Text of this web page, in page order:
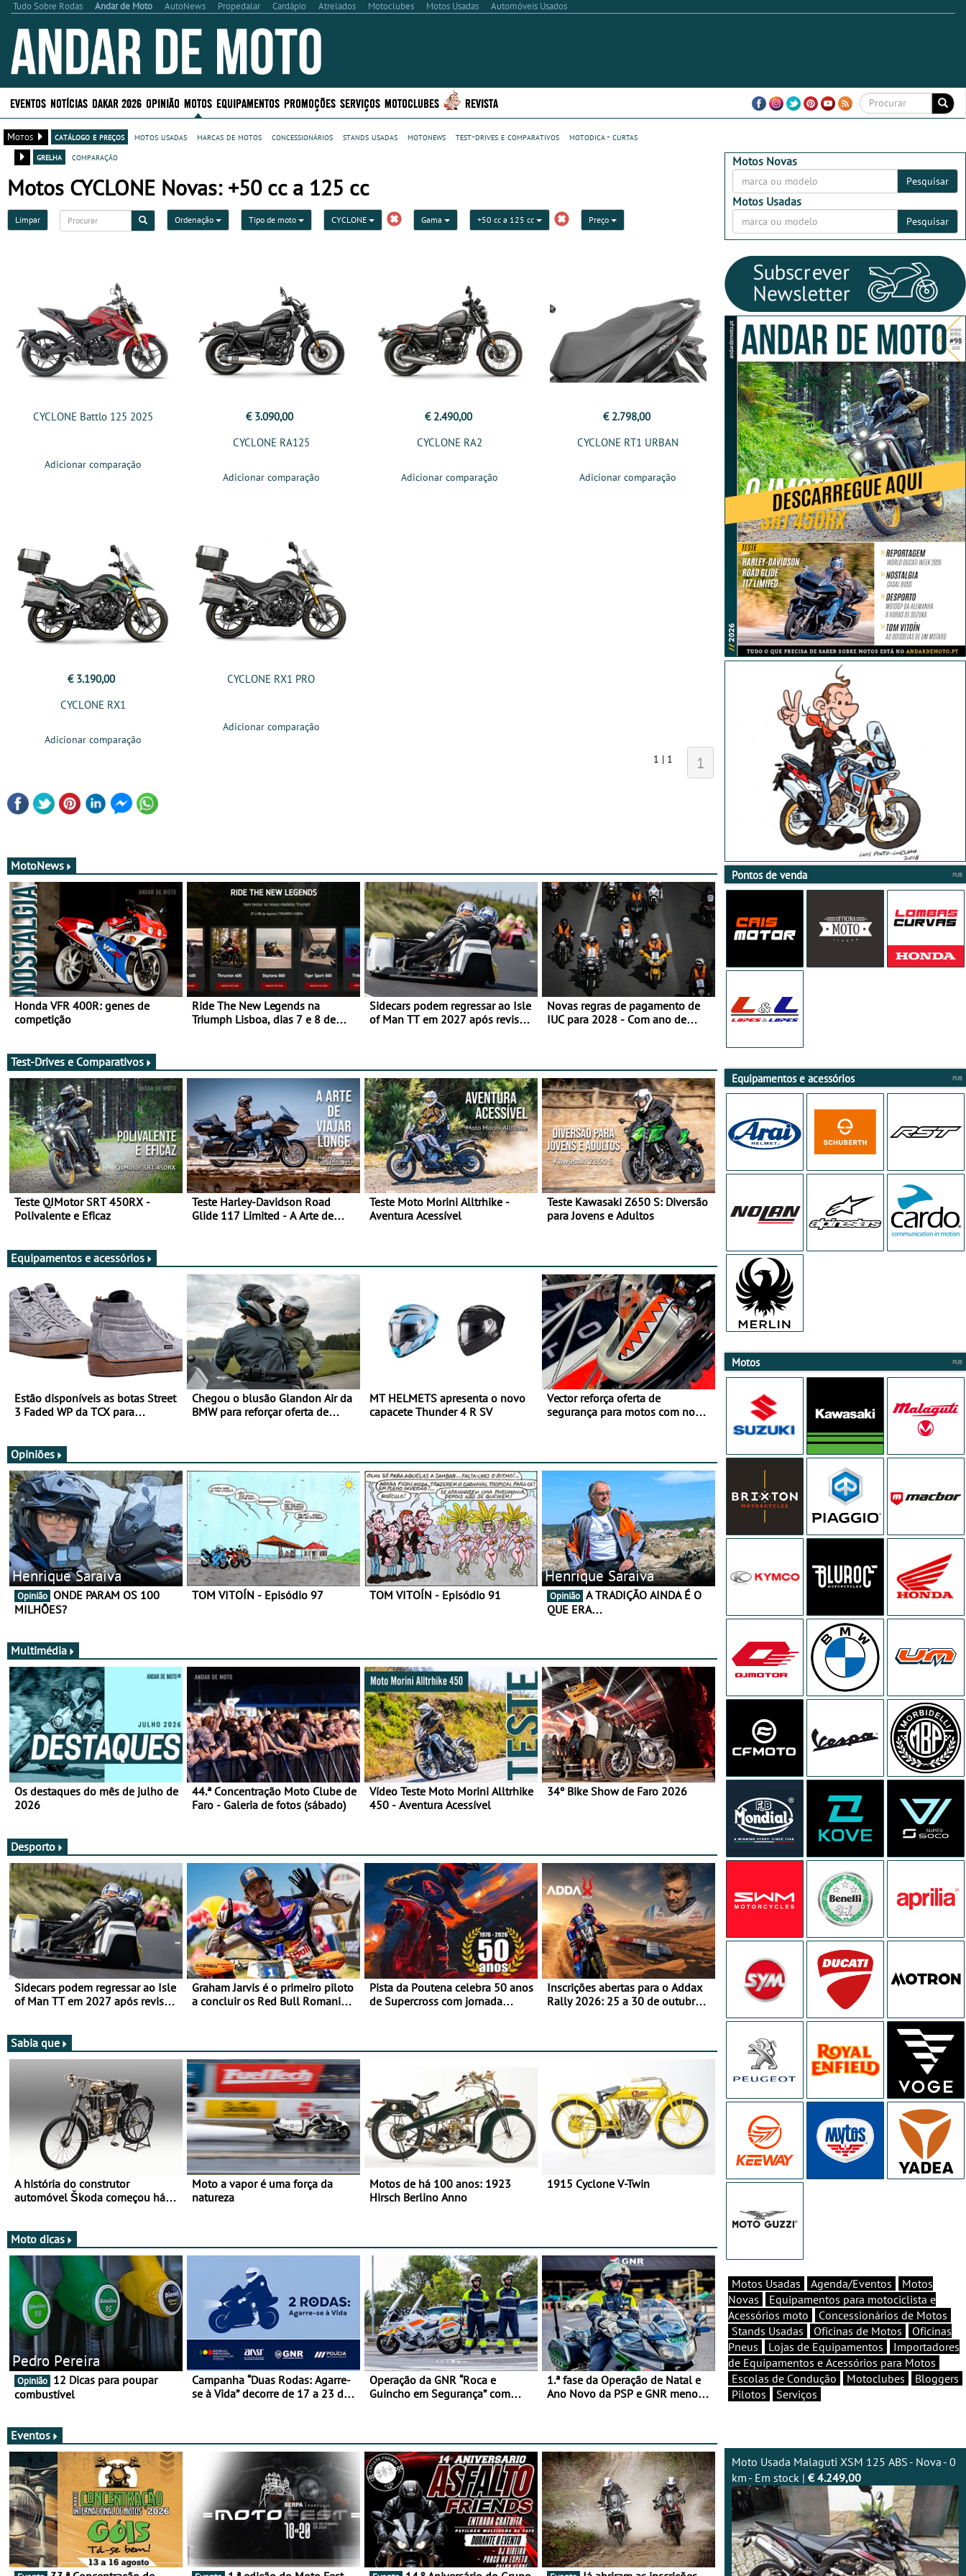
Tudo Sobre Rodas Andar de Moto AutoNews Propedalar Cardápio Atrelados Motoclubes Motos Usadas Automóveis Usados
EVENTOS NOTÍCIAS DAKAR 2026 OPINIÃO MOTOS EQUIPAMENTOS PROMOÇÕES SERVIÇOS MOTOCLUBES REVISTA
Motos catálogo e preços motos usadas marcas de motos concessionários stands usadas motonews test-drives e comparativos
motodica - curtas
grelha
comparação
Motos CYCLONE Novas: +50 cc a 125 cc
Limpar Ordenação Tipo de moto CYCLONE Gama +50 cc a 125 cc Preço
CYCLONE Battlo 125 2025
Adicionar comparação
€ 3.090,00
CYCLONE RA125
Adicionar comparação
€ 2.490,00
CYCLONE RA2
Adicionar comparação
€ 2.798,00
CYCLONE RT1 URBAN
Adicionar comparação
€ 3.190,00
CYCLONE RX1
Adicionar comparação
CYCLONE RX1 PRO
Adicionar comparação
1 | 1 1
MotoNews
Honda VFR 400R: genes de
competição
Ride The New Legends na
Triumph Lisboa, dias 7 e 8 de
Sidecars podem regressar ao Isle
of Man TT em 2027 após revisão
Novas regras de pagamento de
IUC para 2028 - Com ano de
Test-Drives e Comparativos
Teste QJMotor SRT 450RX -
Polivalente e Eficaz
Teste Harley-Davidson Road
Glide 117 Limited - A Arte de
Teste Moto Morini Alltrhike -
Aventura Acessível
Teste Kawasaki Z650 S: Diversão
para Jovens e Adultos
Equipamentos e acessórios
Estão disponíveis as botas Street
3 Faded WP da TCX para
Chegou o blusão Glandon Air da
BMW para reforçar oferta de
MT HELMETS apresenta o novo
capacete Thunder 4 R SV
Vector reforça oferta de
segurança para motos com nova
Opiniões
Henrique Saraiva
Opinião
MILHÕES?
TOM VITOÍN - Episódio 97 TOM VITOÍN - Episódio 91
Henrique Saraiva
Opinião
QUE ERA…
Multimédia
Os destaques do mês de julho de
2026
44.ª Concentração Moto Clube de
Faro - Galeria de fotos (sábado)
Vídeo Teste Moto Morini Alltrhike
450 - Aventura Acessível
34º Bike Show de Faro 2026
Desporto
Sidecars podem regressar ao Isle
of Man TT em 2027 após revisão
Graham Jarvis é o primeiro piloto
a concluir os Red Bull Romaniacs
Pista da Poutena celebra 50 anos
de Supercross com jornada
Inscrições abertas para o Addax
Rally 2026: 25 a 30 de outubro -
Sabia que
A história do construtor
automóvel Škoda começou há
Moto a vapor é uma força da
natureza
Motos de há 100 anos: 1923
Hirsch Berlino Anno
1915 Cyclone V-Twin
Moto dicas
Pedro Pereira
Opinião
combustível
Campanha “Duas Rodas: Agarre-
se à Vida” decorre de 17 a 23 de
Operação da GNR “Roca e
Guincho em Segurança” com
1.ª fase da Operação de Natal e
Ano Novo da PSP e GNR menos
Eventos
Motos Novas
Pesquisar
Motos Usadas
Pesquisar
Pontos de venda
Equipamentos e acessórios
Motos
Motos Usadas Agenda/Eventos
Motos
Novas
Equipamentos para motociclista e
Acessórios moto
Concessionários de Motos
Stands Usadas
Oficinas de Motos
Oficinas
Pneus
Lojas de Equipamentos
Importadores
de Equipamentos e Acessórios para Motos
Escolas de Condução
Motoclubes
Bloggers
Pilotos
Serviços
Moto Usada Malaguti XSM 125 ABS - Nova - 0
km - Em stock | € 4.249,00